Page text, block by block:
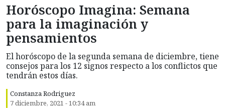
Horóscopo Imagina: Semana
para la imaginación y
pensamientos
El horóscopo de la segunda semana de diciembre, tiene
consejos para los 12 signos respecto a los conflictos que
tendrán estos días.
Constanza Rodriguez
7 diciembre, 2021 - 10:34 am